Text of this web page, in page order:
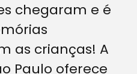
chegaram e é
as crianças! A
Paulo oferece